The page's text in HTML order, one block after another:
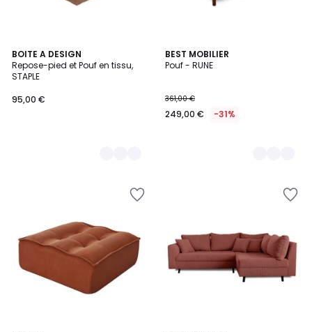
BOITE A DESIGN
Repose-pied et Pouf en tissu,
STAPLE
95,00 €
3
Couleurs
BEST MOBILIER
Pouf - RUNE
361,00 €
249,00 € -31%
6
Couleurs